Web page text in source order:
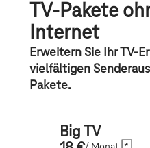
TV-Pakete
Internet
Erweitern Sie Ihr TV-
vielfältigen
Pakete.
Big TV